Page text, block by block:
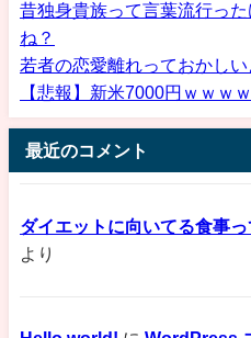
昔独身貴族って言葉流行っ
ね？
若者の恋愛離れっておかしい
【悲報】新米7000円ｗｗｗ
最近のコメント
ダイエットに向いてる食事
より